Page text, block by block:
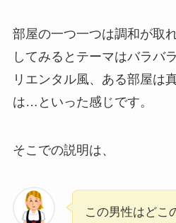
部屋の一つ一つは調和が取
してみるとテーマはバラバ
リエンタル風、ある部屋は
は…といった感じです。
そこでの説明は、
この男性はどこ